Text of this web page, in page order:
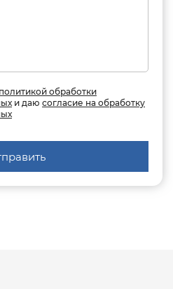
политикой обработки
и даю согласие на обработку